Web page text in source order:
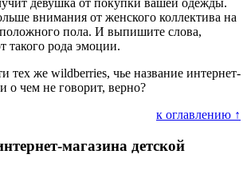
девушка от покупки вашей одежды.
внимания от женского коллектива на
пола. И выпишите слова,
такого рода эмоции.
тех же wildberries, чье название интернет-
о чем не говорит, верно?
к оглавлению ↑
магазина детской